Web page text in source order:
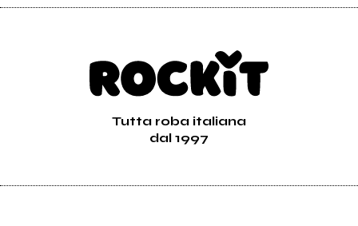
Tutta roba italiana
dal 1997